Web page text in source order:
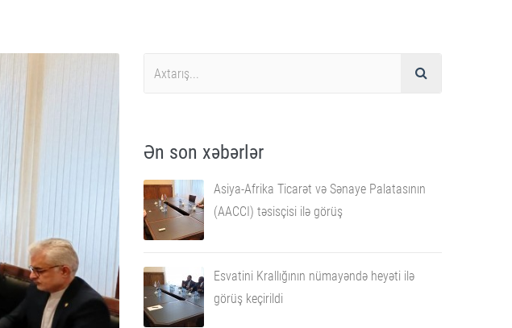
Ən son xəbərlər
Asiya-Afrika Ticarət və Sənaye Palatasının
(AACCI) təsisçisi ilə görüş
Esvatini Krallığının nümayəndə heyəti ilə
görüş keçirildi